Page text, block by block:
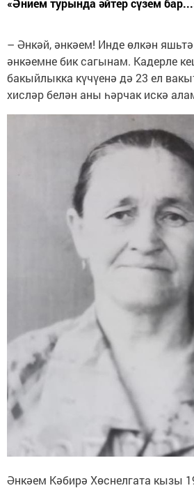
«Әнием турында әйтер сүзем
– Әнкәй, әнкәем! Инде өлкән
әнкәемне бик сагынам. Кадерле
бакыйлыкка күчүенә дә 23 ел
хисләр белән аны һәрчак искә
Әнкәем Кәбирә Хөснелгата кызы